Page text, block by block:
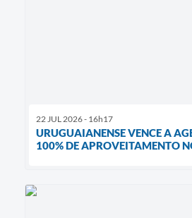
22 JUL 2026 - 16h17
URUGUAIANENSE VENCE A
100% DE APROVEITAMENTO